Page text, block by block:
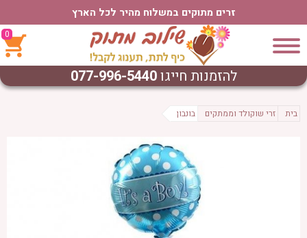
זרים מתוקים במשלוח מהיר לכל הארץ
0
להזמנות חייגו077-996-5440
בית זרי שוקולד וממתקים בונבון